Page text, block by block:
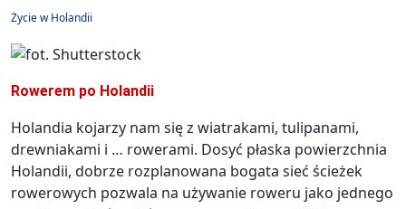
Życie w Holandii
Rowerem po Holandii
Holandia kojarzy nam się z wiatrakami, tulipanami,
drewniakami i … rowerami. Dosyć płaska powierzchnia
Holandii, dobrze rozplanowana bogata sieć ścieżek
rowerowych pozwala na używanie roweru jako jednego